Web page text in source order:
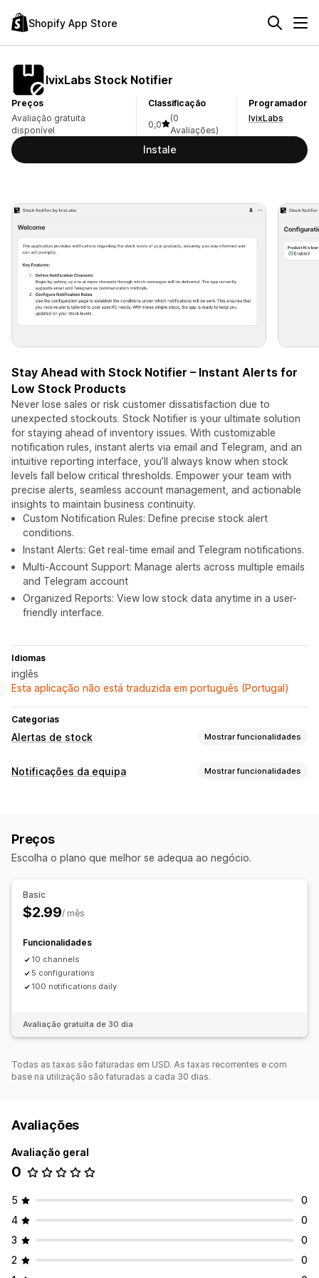
Shopify App Store
IvixLabs Stock Notifier
Preços
Avaliação gratuita
disponível
Classificação
0,0
(0
Avaliações)
Programador
IvixLabs
Instale
Stay Ahead with Stock Notifier – Instant Alerts for
Low Stock Products
Never lose sales or risk customer dissatisfaction due to
unexpected stockouts. Stock Notifier is your ultimate solution
for staying ahead of inventory issues. With customizable
notification rules, instant alerts via email and Telegram, and an
intuitive reporting interface, you’ll always know when stock
levels fall below critical thresholds. Empower your team with
precise alerts, seamless account management, and actionable
insights to maintain business continuity.
Custom Notification Rules: Define precise stock alert
conditions.
Instant Alerts: Get real-time email and Telegram notifications.
Multi-Account Support: Manage alerts across multiple emails
and Telegram account
Organized Reports: View low stock data anytime in a user-
friendly interface.
Idiomas
inglês
Esta aplicação não está traduzida em português (Portugal)
Categorias
Alertas de stock Mostrar funcionalidades
Notificações
Personalização
Definições de alerta
Notificações da equipa Mostrar funcionalidades
Personalização
Preços
Escolha o plano que melhor se adequa ao negócio.
Basic
$2.99/ mês
Funcionalidades
10 channels
5 configurations
100 notifications daily
Avaliação gratuita de 30 dia
Todas as taxas são faturadas em USD. As taxas recorrentes e com
base na utilização são faturadas a cada 30 dias.
Avaliações
Avaliação geral
0
5
0
4
0
3
0
2
0